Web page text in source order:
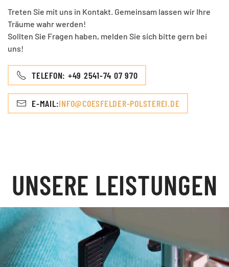
Treten Sie mit uns in Kontakt. Gemeinsam lassen wir Ihre
Träume wahr werden!
Sollten Sie Fragen haben, melden Sie sich bitte gern bei
uns!
TELEFON: +49 2541-74 07 970
E-MAIL:INFO@COESFELDER-POLSTEREI.DE
UNSERE LEISTUNGEN